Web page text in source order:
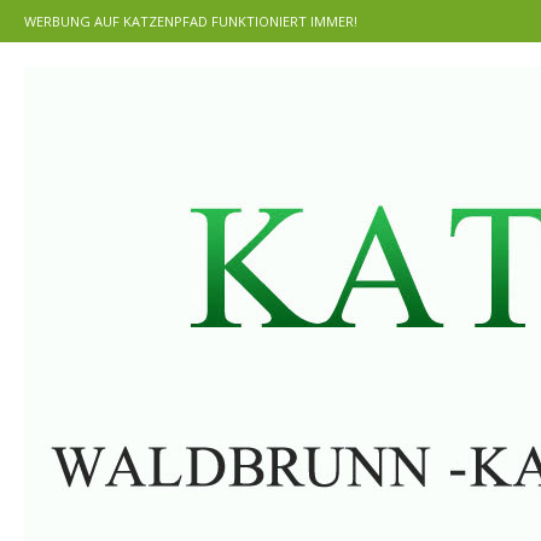
WERBUNG AUF KATZENPFAD FUNKTIONIERT IMMER!